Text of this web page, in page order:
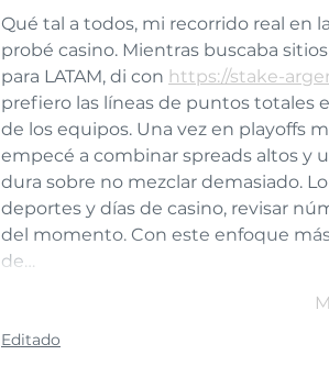
Qué tal a todos, mi recorrido real en
probé casino. Mientras buscaba
para LATAM, di con https://stake-
prefiero las líneas de puntos totales
de los equipos. Una vez en playoffs
empecé a combinar spreads altos y
dura sobre no mezclar demasiado.
deportes y días de casino, revisar
del momento. Con este enfoque
de…
Editado